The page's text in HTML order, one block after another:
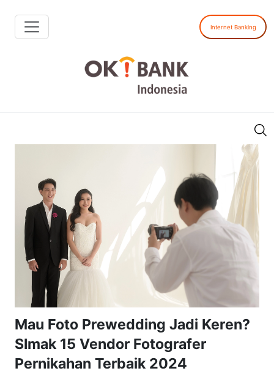
Internet Banking
Mau Foto Prewedding Jadi Keren?
SImak 15 Vendor Fotografer
Pernikahan Terbaik 2024